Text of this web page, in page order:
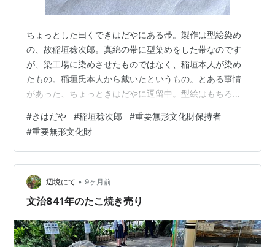
ちょっとした曰くできはだやにある帯。製作は型絵染め
の、故稲垣稔次郎。真綿の帯に型染めをした帯なのです
が、染工場に染めさせたものではなく、稲垣本人が染め
たもの。稲垣氏本人から戴いたというもの。とある事情
があった、ちょっときはだやに逗留中。型絵はもちろん
なんぼです。#きはだや#稲垣稔次郎#重要無形文化財保
持者#型絵染
#きはだや #稲垣稔次郎 #重要無形文化財保持者
#重要無形文化財
辺境にて • 9ヶ月前
文治841年のたこ焼き売り